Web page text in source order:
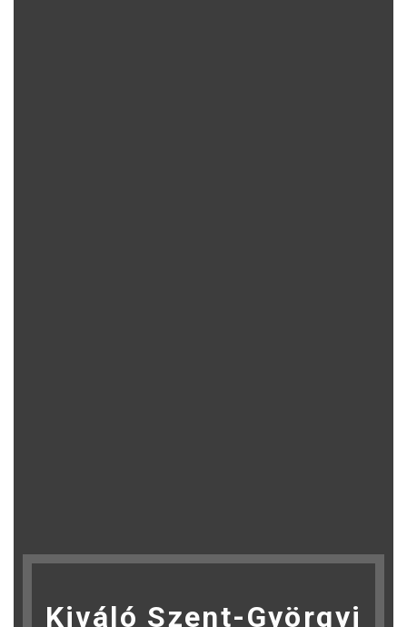
Kiváló Szent-Györgyi